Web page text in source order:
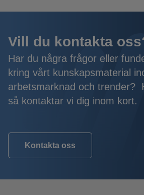
Vill du kontakta
Har du några frågor eller
kring vårt kunskapsmaterial
arbetsmarknad och trender?
så kontaktar vi dig inom kort.
Kontakta oss